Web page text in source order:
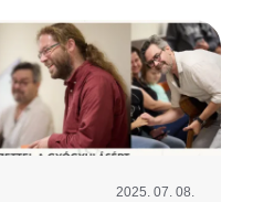
2025. 07. 08.